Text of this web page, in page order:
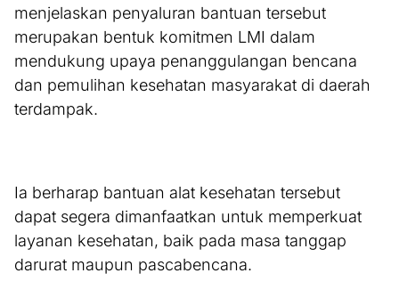
menjelaskan penyaluran bantuan tersebut
merupakan bentuk komitmen LMI dalam
mendukung upaya penanggulangan bencana
dan pemulihan kesehatan masyarakat di daerah
terdampak.
Ia berharap bantuan alat kesehatan tersebut
dapat segera dimanfaatkan untuk memperkuat
layanan kesehatan, baik pada masa tanggap
darurat maupun pascabencana.